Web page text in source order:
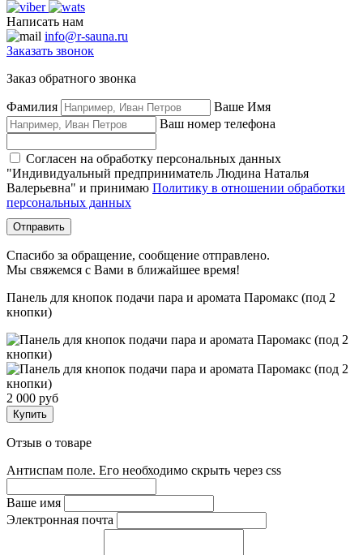
Написать нам
info@r-sauna.ru
Заказать звонок
Заказ обратного звонка
Фамилия
Ваше Имя
Ваш номер телефона
Согласен на обработку персональных данных
"Индивидуальный предприниматель Людина Наталья
Валерьевна" и принимаю Политику в отношении обработки
персональных данных
Отправить
Спасибо за обращение, сообщение отправлено.
Мы свяжемся с Вами в ближайшее время!
Панель для кнопок подачи пара и аромата Паромакс (под 2
кнопки)
2 000 руб
Купить
Отзыв о товаре
Антиспам поле. Его необходимо скрыть через css
Ваше имя
Электронная почта